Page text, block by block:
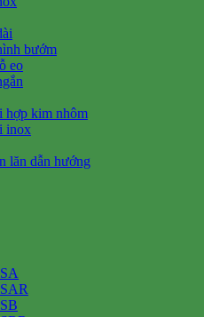
bướm
eo
hợp kim nhôm
inox
lăn dẫn hướng